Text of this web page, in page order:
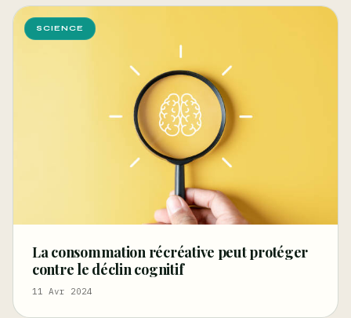
SCIENCE
La consommation récréative peut protéger
contre le déclin cognitif
11 Avr 2024